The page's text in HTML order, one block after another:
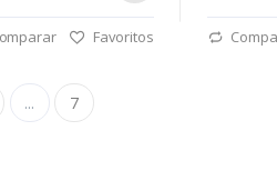
Favoritos
... 7